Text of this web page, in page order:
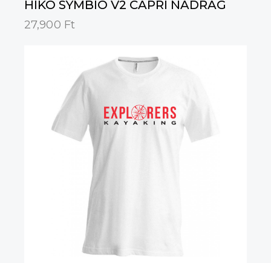
HIKO SYMBIO V2 CAPRI NADRÁG
27,900 Ft